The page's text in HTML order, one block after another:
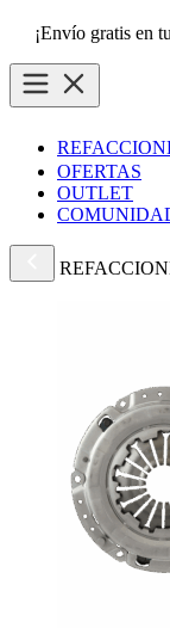
¡Envío gratis en
OFERTAS
OUTLET